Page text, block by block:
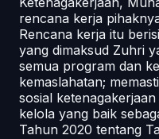
rencana kerja
Rencana kerja itu
yang dimaksud Zuhri
semua program dan
kemaslahatan;
sosial
kelola yang baik
Tahun 2020 tentang